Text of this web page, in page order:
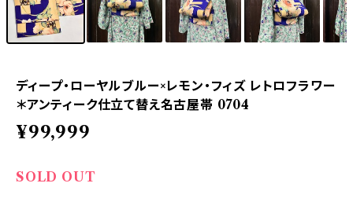
ディープ・ローヤルブルー×レモン・フィズ レトロフラワー
＊アンティーク仕立て替え名古屋帯 0704
¥99,999
SOLD OUT